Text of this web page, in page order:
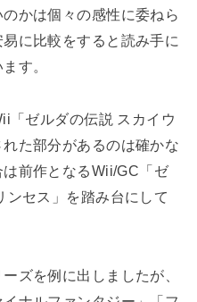
かは個々の感性に委ねら
に比較をすると読み手に
す。
「ゼルダの伝説 スカイウ
た部分があるのは確かな
前作となるWii/GC「ゼ
ンセス」を踏み台にして
ズを例に出しましたが、